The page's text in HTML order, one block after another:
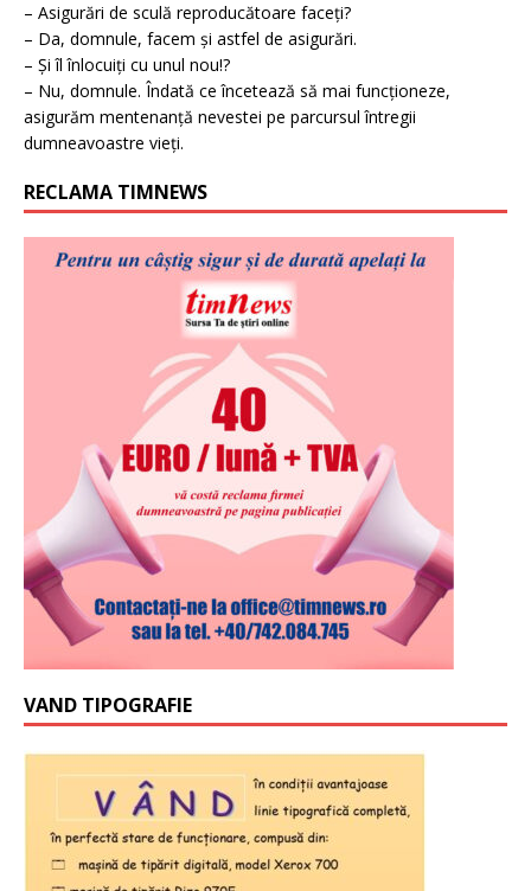
– Asigurări de sculă reproducătoare faceți?
– Da, domnule, facem și astfel de asigurări.
– Și îl înlocuiți cu unul nou!?
– Nu, domnule. Îndată ce încetează să mai funcționeze,
asigurăm mentenanță nevestei pe parcursul întregii
dumneavoastre vieți.
RECLAMA TIMNEWS
VAND TIPOGRAFIE